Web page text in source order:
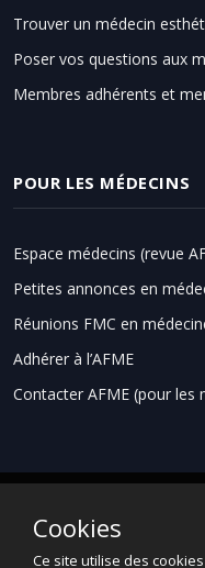
Trouver un médecin
Poser vos questions aux
Membres adhérents et
POUR LES MÉDECINS
Espace médecins (revue
Petites annonces en
Réunions FMC en
Adhérer à l’AFME
Contacter AFME (pour les
Espace grand
Cookies
Ce site utilise des